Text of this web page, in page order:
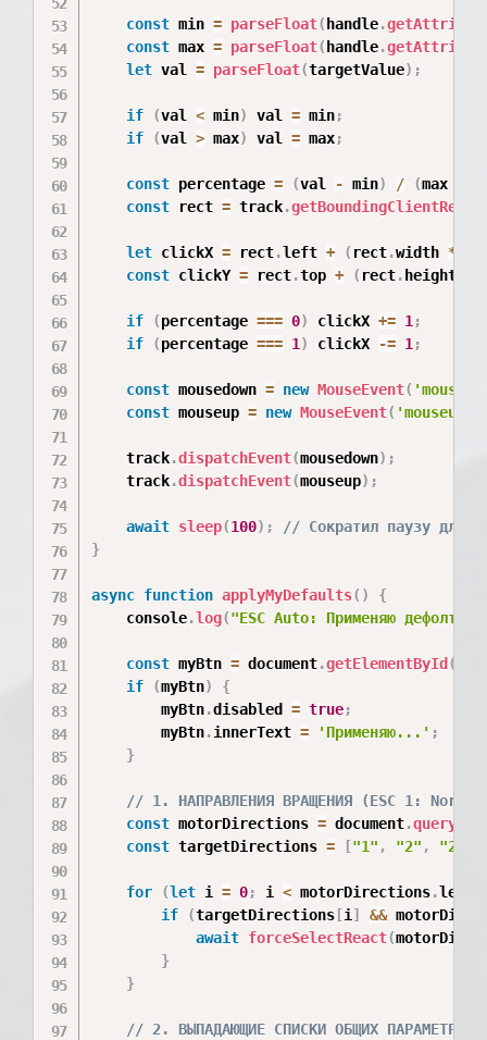
const min = parseFloat( handle.
const max = parseFloat( handle.
let val = parseFloat(targetValue) ;
if (val < min) val = min;
if
(val > max) val = max;
const percentage = (val - min) / (max
const rect = track.getBoundingClientRect
let clickX = rect.left + ( rect.width *
const clickY = rect.top + ( rect. height
if (percentage === 0) clickX += 1 ;
if
(percentage === 1 ) clickX -= 1 ;
const mousedown = new MouseEvent(
const mouseup = new MouseEvent( 'mouseup'
    track
.dispatchEvent(mousedown) ;
    track
.dispatchEvent(mouseup) ;
await sleep(100) ;
// Сократил паузу для
}
async function applyMyDefaults( )
{
    console
.log("ESC Auto: Применяю
const myBtn = document.getElementById (
if
(myBtn)
{
        myBtn
.disabled = true;
        myBtn
.innerText = 'Применяю...' ;
}
// 1. НАПРАВЛЕНИЯ ВРАЩЕНИЯ (ESC 1:
const motorDirections = document.
const targetDirections = ["1" , "2" , "2"
for (let i = 0; i < motorDirections.
if
(targetDirections [i ] &&
await forceSelectReact(
}
}
// 2. ВЫПАДАЮЩИЕ СПИСКИ ОБЩИХ ПАРАМЕТРОВ